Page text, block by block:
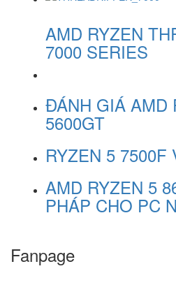
AMD RYZEN
7000 SERIES
ĐÁNH GIÁ AMD
5600GT
RYZEN 5 7500F
AMD RYZEN 5
PHÁP CHO PC
Fanpage